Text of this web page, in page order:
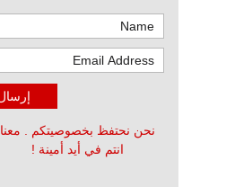
نحن نحتفظ بخصوصيتكم . معنا
انتم في أيد أمينة !